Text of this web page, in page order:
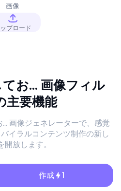
画像
プロード
お... 画像フィル
主要機能
画像ジェネレーターで、感覚
イラルコンテンツ制作の新し
開放します。
作成 1